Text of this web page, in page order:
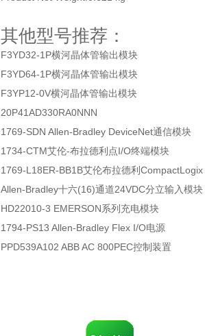
其他型号推荐：
F3YD32-1P横河晶体管输出模块
F3YD64-1P横河晶体管输出模块
F3YP12-0V横河晶体管输出模块
20P41AD330RA0NNN
1769-SDN Allen-Bradley DeviceNet通信模块
1734-CTM艾伦-布拉德利点I/O终端模块
1769-L18ER-BB1B艾伦布拉德利
Allen-Bradley十六(16)通道24VDC分立输入模块
HD22010-3 EMERSON系列充电模块
1794-PS13 Allen-Bradley Flex I/O电源
PPD539A102 ABB AC 800PEC控制装置